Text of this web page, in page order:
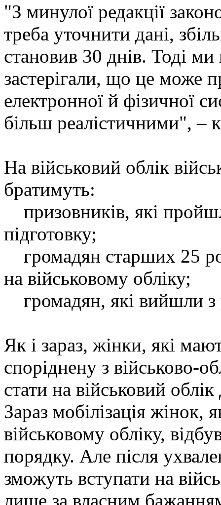
"З минулої редакції
треба уточнити дані,
становив 30 днів. Тоді ми
застерігали, що це може
електронної й фізичної
більш реалістичними", –
На військовий облік
братимуть:
призовників, які
підготовку;
громадян старших 25
на військовому обліку;
громадян, які вийшли з
Як і зараз, жінки, які
споріднену з військово-
стати на військовий
Зараз мобілізація жінок,
військовому обліку,
порядку. Але після
зможуть вступати на
лише за власним